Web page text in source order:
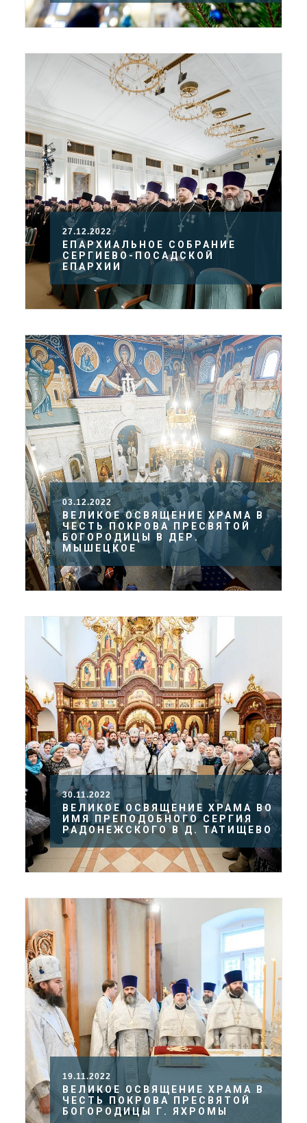
27.12.2022
ЕПАРХИАЛЬНОЕ СОБРАНИЕ
СЕРГИЕВО-ПОСАДСКОЙ
ЕПАРХИИ
03.12.2022
ВЕЛИКОЕ ОСВЯЩЕНИЕ ХРАМА В
ЧЕСТЬ ПОКРОВА ПРЕСВЯТОЙ
БОГОРОДИЦЫ В ДЕР.
МЫШЕЦКОЕ
30.11.2022
ВЕЛИКОЕ ОСВЯЩЕНИЕ ХРАМА ВО
ИМЯ ПРЕПОДОБНОГО СЕРГИЯ
РАДОНЕЖСКОГО В Д. ТАТИЩЕВО
19.11.2022
ВЕЛИКОЕ ОСВЯЩЕНИЕ ХРАМА В
ЧЕСТЬ ПОКРОВА ПРЕСВЯТОЙ
БОГОРОДИЦЫ Г. ЯХРОМЫ